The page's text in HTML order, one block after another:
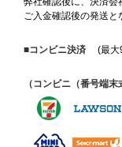
ご入金確認後の発送と
■コンビニ決済 (最大
（コンビニ（番号端